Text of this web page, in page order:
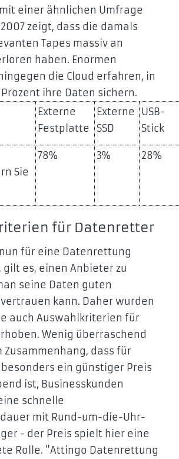
einer ähnlichen Umfrage
zeigt, dass die damals
Tapes massiv an
haben. Enormen
die Cloud erfahren, in
ihre Daten sichern.
Externe
Festplatte
Externe
SSD
USB-
Stick
Sie
78% 3% 28%
für Datenretter
für eine Datenrettung
gilt es, einen Anbieter zu
seine Daten guten
kann. Daher wurden
auch Auswahlkriterien für
Wenig überraschend
Zusammenhang, dass für
ein günstiger Preis
ist, Businesskunden
schnelle
mit Rund-um-die-Uhr-
- der Preis spielt hier eine
Rolle. "Attingo Datenrettung